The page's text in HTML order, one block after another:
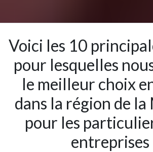
Voici les 10
pour lesquelles
le meilleur choix
dans la région de
pour les
entreprises